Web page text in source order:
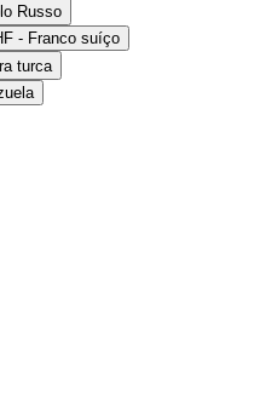
Russo
- Franco suíço
turca